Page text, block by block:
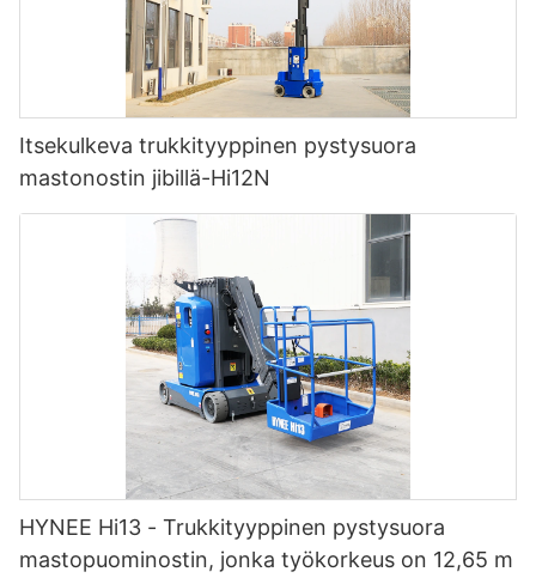
Itsekulkeva trukkityyppinen pystysuora
mastonostin jibillä-Hi12N
HYNEE Hi13 - Trukkityyppinen pystysuora
mastopuominostin, jonka työkorkeus on 12,65 m